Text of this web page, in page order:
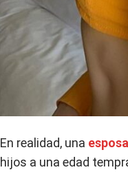
En realidad, una
hijos a una edad